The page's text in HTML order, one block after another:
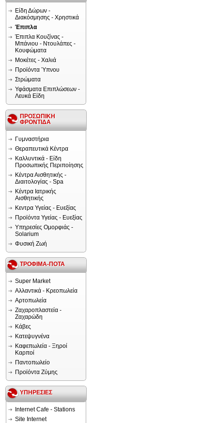
Είδη Δώρων -
Διακόσμησης - Χρηστικά
Έπιπλα
Έπιπλα Κουζίνας -
Μπάνιου - Ντουλάπες -
Κουφώματα
Μοκέτες - Χαλιά
Προϊόντα Ύπνου
Στρώματα
Υφάσματα Επιπλώσεων -
Λευκά Είδη
ΠΡΟΣΩΠΙΚΗ
ΦΡΟΝΤΙΔΑ
Γυμναστήρια
Θεραπευτικά Κέντρα
Καλλυντικά - Είδη
Προσωπικής Περιποίησης
Κέντρα Αισθητικής -
Διαιτολογίας - Spa
Κέντρα Ιατρικής
Αισθητικής
Κεντρα Υγείας - Ευεξίας
Προϊόντα Υγείας - Ευεξίας
Υπηρεσίες Ομορφιάς -
Solarium
Φυσική Ζωή
ΤΡΟΦΙΜΑ-ΠΟΤΑ
Super Market
Αλλαντικά - Κρεοπωλεία
Αρτοπωλεία
Ζαχαροπλαστεία -
Ζαχαρώδη
Κάβες
Κατεψυγνένα
Καφεπωλεία - Ξηροί
Καρποί
Παντοπωλείο
Προϊόντα Ζύμης
ΥΠΗΡΕΣΙΕΣ
Internet Cafe - Stations
Site Internet